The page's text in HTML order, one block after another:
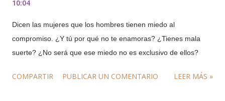
10:04
Dicen las mujeres que los hombres tienen miedo al
compromiso. ¿Y tú por qué no te enamoras? ¿Tienes mala
suerte? ¿No será que ese miedo no es exclusivo de ellos?
COMPARTIR PUBLICAR UN COMENTARIO LEER MÁS »